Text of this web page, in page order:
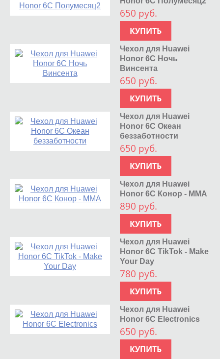
650 руб.
КУПИТЬ
Чехол для Huawei
Honor 6C Ночь
Винсента
650 руб.
КУПИТЬ
Чехол для Huawei
Honor 6C Океан
беззаботности
650 руб.
КУПИТЬ
Чехол для Huawei
Honor 6C Конор - MMA
890 руб.
КУПИТЬ
Чехол для Huawei
Honor 6C TikTok - Make
Your Day
780 руб.
КУПИТЬ
Чехол для Huawei
Honor 6C Electronics
650 руб.
КУПИТЬ